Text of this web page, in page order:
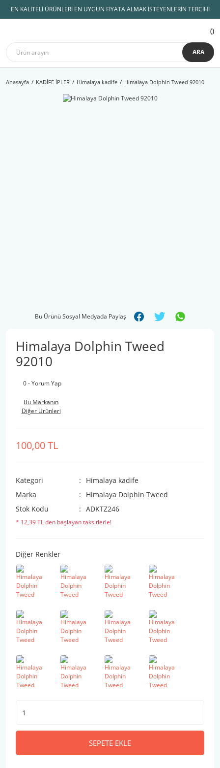
EN KALİTELİ ÜRÜNLERİ EN UYGUN FİYATA ALMAK İSTEYENLERİN TERCİHİ
ARA
Anasayfa KADİFE İPLER Himalaya kadife Himalaya Dolphin Tweed 92010
Bu Ürünü Sosyal Medyada Paylaş
Himalaya Dolphin Tweed
92010
0 - Yorum Yap
Bu Markanın
Diğer Ürünleri
100,00 TL
Kategori
Himalaya kadife
Marka
Himalaya Dolphin Tweed
Stok Kodu
ADKTZ246
* 12,39 TL den başlayan taksitlerle!
Diğer Renkler
SEPETE EKLE